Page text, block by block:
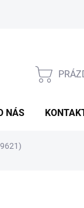
zmluvy
NÁS